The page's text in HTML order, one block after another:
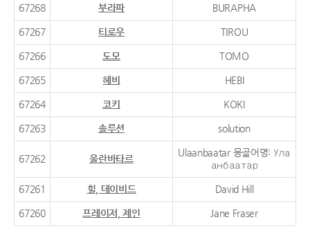
67268 부라파 BURAPHA
67267 티로우 TIROU
67266 도모 TOMO
67265 헤비 HEBI
67264 코키 KOKI
67263 솔루션 solution
67262 울란바타르
Ulaanbaatar 몽골어명: Ула
анбаатар
67261 힐, 데이비드 David Hill
67260 프레이저, 제인 Jane Fraser